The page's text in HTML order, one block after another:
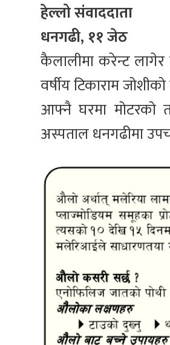
हेल्लो संवाददाता
धनगढी, ११ जेठ
कैलालीमा करेन्ट
वर्षीय टिकाराम
आफ्नै घरमा मोटरको
अस्पताल धनगढीमा